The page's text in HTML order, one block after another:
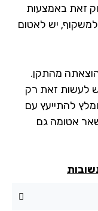
באמצעות
יש לאטום
מהתקן.
זאת רק
להתייעץ עם
גם